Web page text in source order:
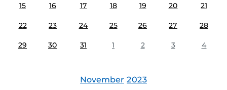
15 16 17 18 19 20 21
22 23 24 25 26 27 28
29 30 31 1 2 3 4
November 2023